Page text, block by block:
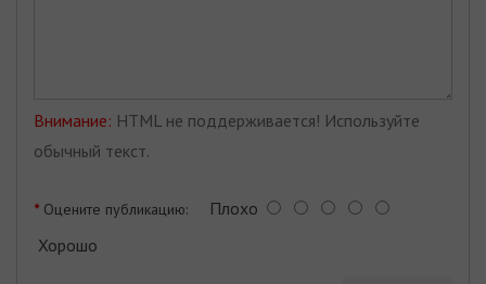
Внимание: HTML не поддерживается! Используйте
обычный текст.
Оцените публикацию: Плохо
Хорошо